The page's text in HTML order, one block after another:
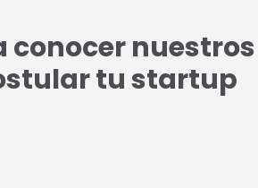
conocer nuestros
tu startup